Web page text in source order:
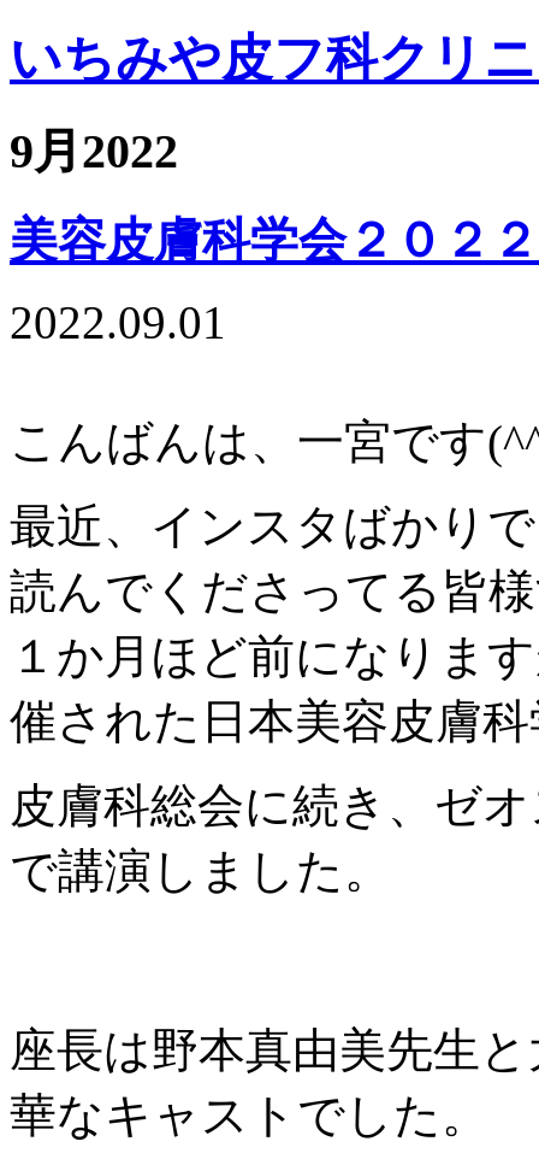
いちみや皮フ科クリ
9月2022
美容皮膚科学会２０２２
2022.09.01
こんばんは、一宮です
最近、インスタばかり
読んでくださってる皆
１か月ほど前になりま
催された日本美容皮膚
皮膚科総会に続き、ゼ
で講演しました。
座長は野本真由美先生
華なキャストでした。